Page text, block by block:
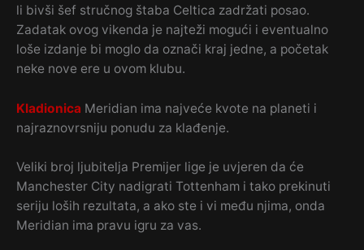
li bivši šef stručnog štaba Celtica zadržati posao.
Zadatak ovog vikenda je najteži mogući i eventualno
loše izdanje bi moglo da označi kraj jedne, a početak
neke nove ere u ovom klubu.
Kladionica Meridian ima najveće kvote na planeti i
najraznovrsniju ponudu za klađenje.
Veliki broj ljubitelja Premijer lige je uvjeren da će
Manchester City nadigrati Tottenham i tako prekinuti
seriju loših rezultata, a ako ste i vi među njima, onda
Meridian ima pravu igru za vas.